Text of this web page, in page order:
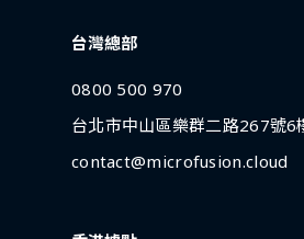
台灣總部
0800 500 970
台北市中山區樂群二路267號6
contact@microfusion.cloud